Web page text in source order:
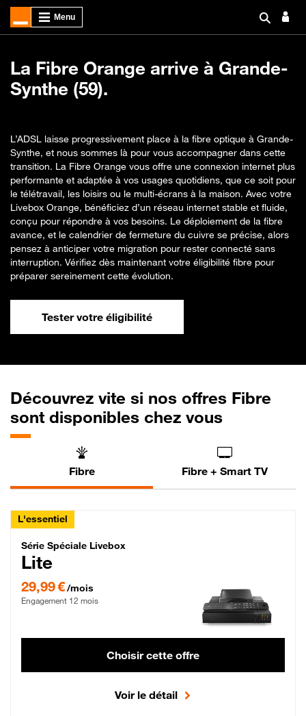
La Fibre Orange arrive à Grande-
Synthe (59).
L’ADSL laisse progressivement place à la fibre optique à Grande-
Synthe, et nous sommes là pour vous accompagner dans cette
transition. La Fibre Orange vous offre une connexion internet plus
performante et adaptée à vos usages quotidiens, que ce soit pour
le télétravail, les loisirs ou le multi-écrans à la maison. Avec votre
Livebox Orange, bénéficiez d’un réseau internet stable et fluide,
conçu pour répondre à vos besoins. Le déploiement de la fibre
avance, et le calendrier de fermeture du cuivre se précise, alors
pensez à anticiper votre migration pour rester connecté sans
interruption. Vérifiez dès maintenant votre éligibilité fibre pour
préparer sereinement cette évolution.
Tester votre éligibilité
Découvrez vite si nos offres Fibre
sont disponibles chez vous
Fibre Fibre + Smart TV
L'essentiel
Série Spéciale Livebox Lite Fibre
Série Spéciale Livebox
Lite
29,99 €/mois
Engagement 12 mois
Choisir cette offre
Voir le détail